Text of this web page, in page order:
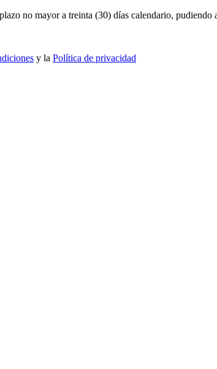
no mayor a treinta (30) días calendario,
y la Política de privacidad